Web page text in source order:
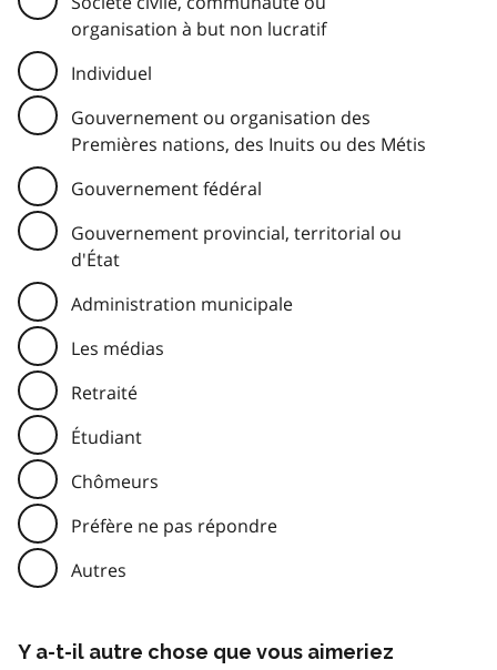
organisation à but non lucratif
Individuel
Gouvernement ou organisation des
Premières nations, des Inuits ou des Métis
Gouvernement fédéral
Gouvernement provincial, territorial ou
d'État
Administration municipale
Les médias
Retraité
Étudiant
Chômeurs
Préfère ne pas répondre
Autres
Y a-t-il autre chose que vous aimeriez